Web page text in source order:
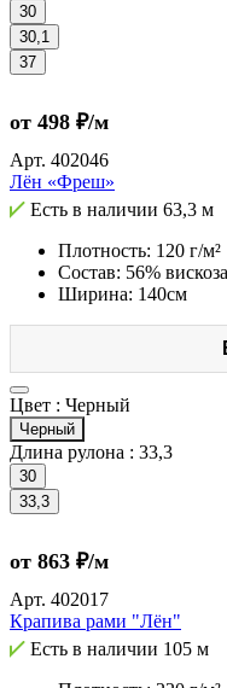
30
30,1
37
от 498 ₽/м
Арт. 402046
Лён «Фреш»
Есть в наличии 63,3 м
Плотность: 120 г/м²
Состав: 56%
Ширина: 140см
Цвет : Черный
Черный
Длина рулона : 33,3
30
33,3
от 863 ₽/м
Арт. 402017
Крапива рами "Лён"
Есть в наличии 105 м